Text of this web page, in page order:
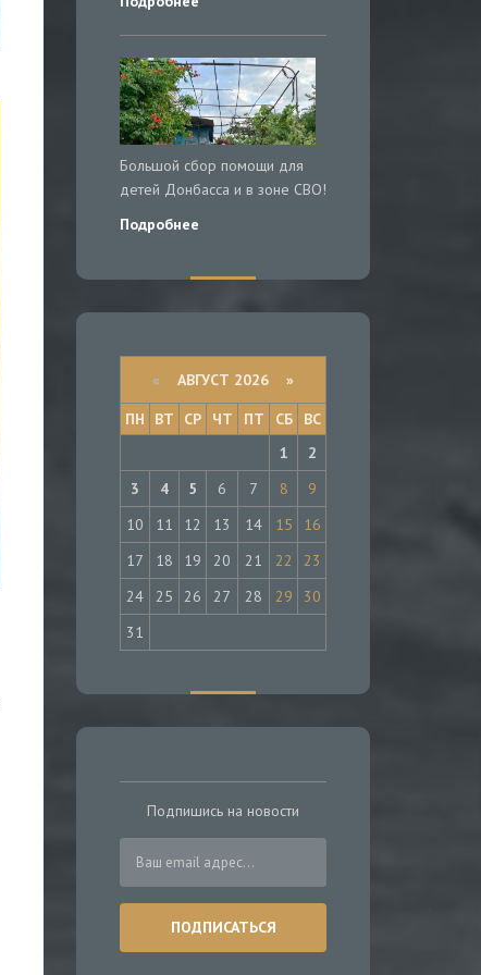
Большой сбор помощи для
детей Донбасса и в зоне СВО!
Подробнее
« АВГУСТ 2026 »
ПН
ВТ СР ЧТ ПТ СБ
ВС
1
2
3
4 5 6 7 8
9
10
11 12 13 14 15
16
17
18 19 20 21 22
23
24
25 26 27 28 29
30
31
Подпишись на новости